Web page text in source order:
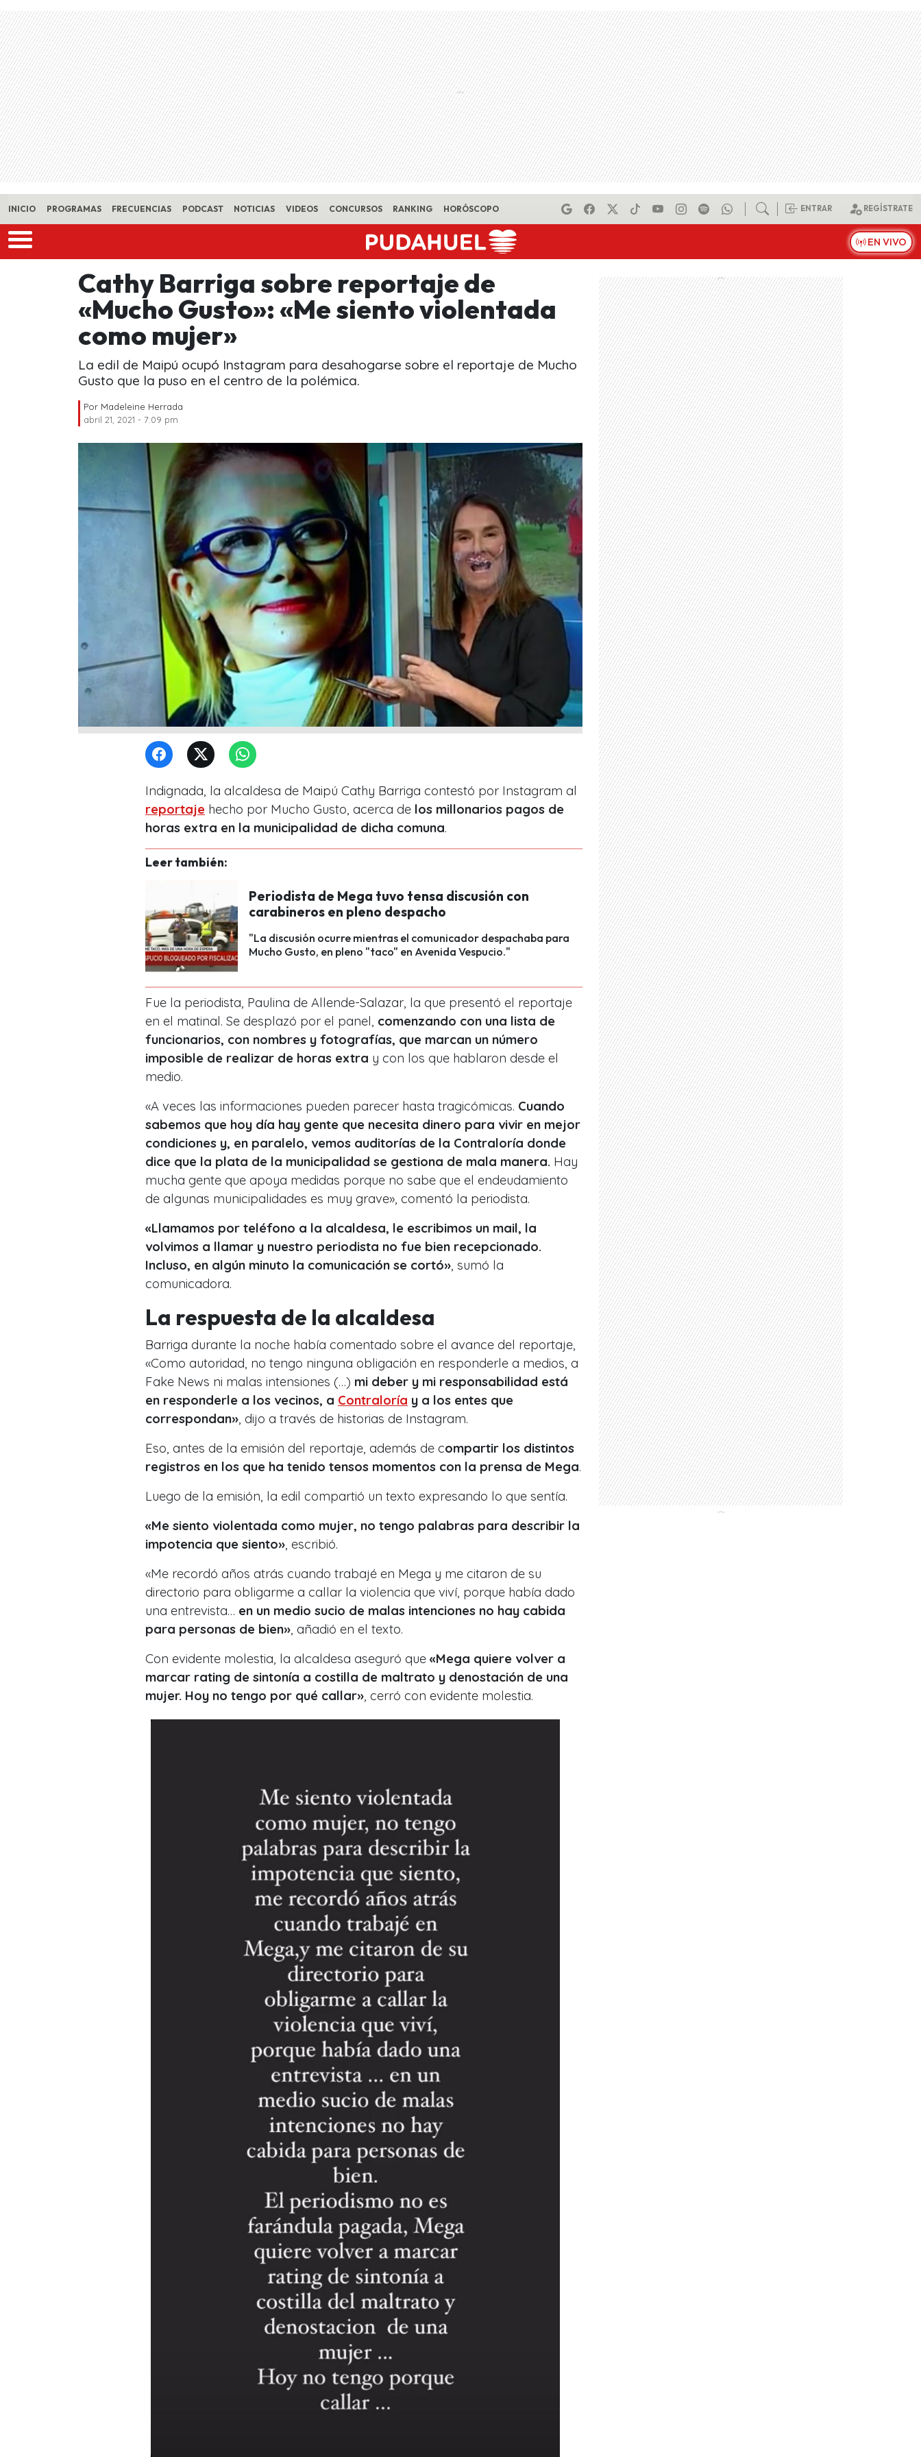
Skip to main content
INICIO PROGRAMAS FRECUENCIAS PODCAST NOTICIAS VIDEOS CONCURSOS RANKING HORÓSCOPO ENTRAR REGÍSTRATE
EN VIVO
Cathy Barriga sobre reportaje de
«Mucho Gusto»: «Me siento violentada
como mujer»
La edil de Maipú ocupó Instagram para desahogarse sobre el reportaje de Mucho
Gusto que la puso en el centro de la polémica.
Por Madeleine Herrada
abril 21, 2021 - 7:09 pm
Indignada, la alcaldesa de Maipú Cathy Barriga contestó por Instagram al
reportaje hecho por Mucho Gusto, acerca de los millonarios pagos de
horas extra en la municipalidad de dicha comuna.
Leer también:
Periodista de Mega tuvo tensa discusión con
carabineros en pleno despacho
"La discusión ocurre mientras el comunicador despachaba para
Mucho Gusto, en pleno "taco" en Avenida Vespucio."
Fue la periodista, Paulina de Allende-Salazar, la que presentó el reportaje
en el matinal. Se desplazó por el panel, comenzando con una lista de
funcionarios, con nombres y fotografías, que marcan un número
imposible de realizar de horas extra y con los que hablaron desde el
medio.
«A veces las informaciones pueden parecer hasta tragicómicas. Cuando
sabemos que hoy día hay gente que necesita dinero para vivir en mejor
condiciones y, en paralelo, vemos auditorías de la Contraloría donde
dice que la plata de la municipalidad se gestiona de mala manera. Hay
mucha gente que apoya medidas porque no sabe que el endeudamiento
de algunas municipalidades es muy grave», comentó la periodista.
«Llamamos por teléfono a la alcaldesa, le escribimos un mail, la
volvimos a llamar y nuestro periodista no fue bien recepcionado.
Incluso, en algún minuto la comunicación se cortó» , sumó la
comunicadora.
La respuesta de la alcaldesa
Barriga durante la noche había comentado sobre el avance del reportaje,
«Como autoridad, no tengo ninguna obligación en responderle a medios, a
Fake News ni malas intensiones (…) mi deber y mi responsabilidad está
en responderle a los vecinos, a Contraloría y a los entes que
correspondan» , dijo a través de historias de Instagram.
Eso, antes de la emisión del reportaje, además de compartir los distintos
registros en los que ha tenido tensos momentos con la prensa de Mega.
Luego de la emisión, la edil compartió un texto expresando lo que sentía.
«Me siento violentada como mujer, no tengo palabras para describir la
impotencia que siento» , escribió.
«Me recordó años atrás cuando trabajé en Mega y me citaron de su
directorio para obligarme a callar la violencia que viví, porque había dado
una entrevista… en un medio sucio de malas intenciones no hay cabida
para personas de bien» , añadió en el texto.
Con evidente molestia, la alcaldesa aseguró que «Mega quiere volver a
marcar rating de sintonía a costilla de maltrato y denostación de una
mujer. Hoy no tengo por qué callar» , cerró con evidente molestia.